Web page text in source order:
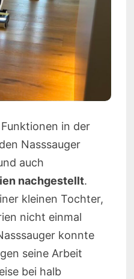
in der
Nasssauger
auch
nachgestellt.
kleinen Tochter,
nicht einmal
konnte
seine Arbeit
bei halb